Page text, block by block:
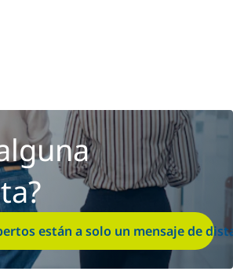
están a solo un mensaje de